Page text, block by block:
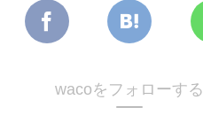
wacoをフォローする